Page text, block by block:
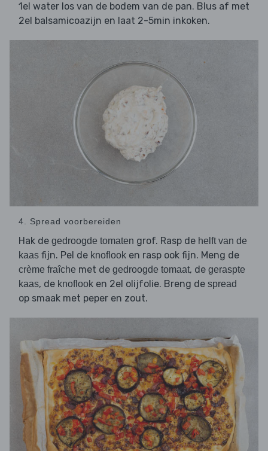
1el water los van de bodem van de pan. Blus af met
2el balsamicoazijn en laat 2-5min inkoken.
4. Spread voorbereiden
Hak de gedroogde tomaten grof. Rasp de helft van de
kaas fijn. Pel de knoflook en rasp ook fijn. Meng de
crème fraîche met de gedroogde tomaat, de geraspte
kaas, de knoflook en 2el olijfolie. Breng de spread
op smaak met peper en zout.